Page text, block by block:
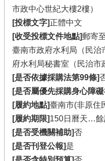
市政中心世紀大樓2樓）
[投標文字]正體中文
[收受投標文件地點]郵寄
臺南市政府水利局（民治
府水利局秘書室（民治市
[是否依據採購法第99條]
[是否屬優先採購身心障
[履約地點]臺南市(非原住
[履約期限]150日曆天…餘
[是否受機關補助]否
[是否刊登公報]是